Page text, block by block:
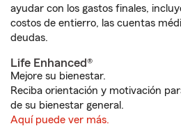
ayudar con los gastos finales,
costos de entierro, las cuentas
deudas.
Life Enhanced®
Mejore su bienestar.
Reciba orientación y motivación
de su bienestar general.
Aquí puede ver más.